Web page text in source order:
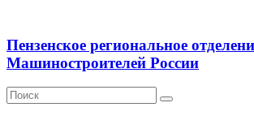
Пензенское региональное
Машиностроителей России